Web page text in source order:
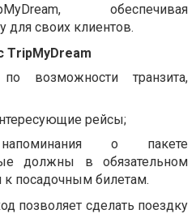
MyDream, обеспечивая
своих клиентов.
TripMyDream
возможности транзита,
рейсы;
напоминания о пакете
должны в обязательном
к посадочным билетам.
позволяет сделать поездку